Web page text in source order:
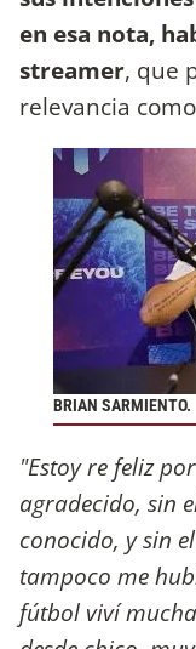
en esa nota,
streamer, que
relevancia
BRIAN SARMIENTO.
"Estoy re feliz
agradecido, sin
conocido, y sin
tampoco me
fútbol viví